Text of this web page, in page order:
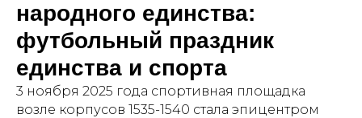
народного единства:
футбольный праздник
единства и спорта
3 ноября 2025 года спортивная площадка
возле корпусов 1535-1540 стала эпицентром